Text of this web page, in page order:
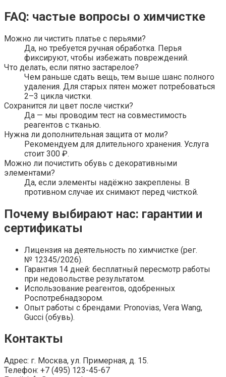
FAQ: частые вопросы о химчистке
Можно ли чистить платье с перьями?
Да, но требуется ручная обработка. Перья
фиксируют, чтобы избежать повреждений.
Что делать, если пятно застарелое?
Чем раньше сдать вещь, тем выше шанс полного
удаления. Для старых пятен может потребоваться
2–3 цикла чистки.
Сохранится ли цвет после чистки?
Да — мы проводим тест на совместимость
реагентов с тканью.
Нужна ли дополнительная защита от моли?
Рекомендуем для длительного хранения. Услуга
стоит 300 ₽.
Можно ли почистить обувь с декоративными
элементами?
Да, если элементы надёжно закреплены. В
противном случае их снимают перед чисткой.
Почему выбирают нас: гарантии и
сертификаты
Лицензия на деятельность по химчистке (рег.
№ 12345/2026).
Гарантия 14 дней: бесплатный пересмотр работы
при недовольстве результатом.
Использование реагентов, одобренных
Роспотребнадзором.
Опыт работы с брендами: Pronovias, Vera Wang,
Gucci (обувь).
Контакты
Адрес: г. Москва, ул. Примерная, д. 15.
Телефон: +7 (495) 123-45-67